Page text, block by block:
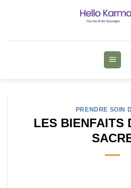
PRENDRE SOIN
LES BIENFAITS